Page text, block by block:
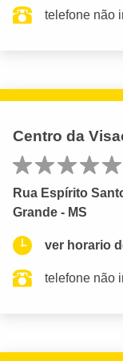
telefone não
Centro da
Rua Espírito
Grande - MS
ver horario
telefone não